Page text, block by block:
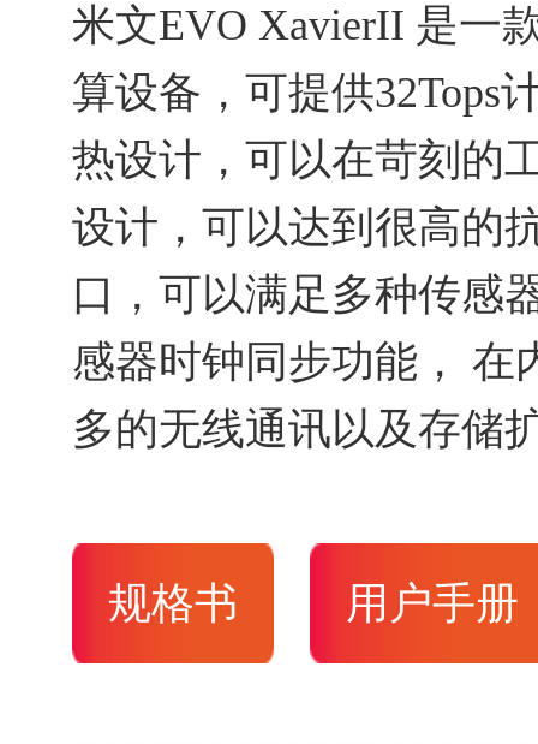
米文EVO XavierII 是一
算设备，可提供32Tops
热设计，可以在苛刻的
设计，可以达到很高的
口，可以满足多种传感
感器时钟同步功能， 在
多的无线通讯以及存储
规格书 用户手册